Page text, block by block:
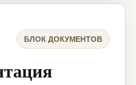
БЛОК ДОКУМЕНТОВ